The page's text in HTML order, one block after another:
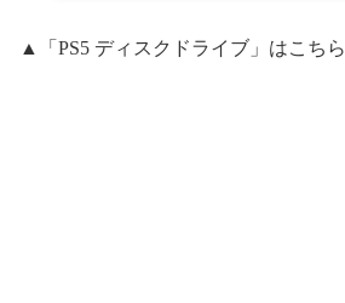
▲「PS5 ディスクドライブ」はこちら